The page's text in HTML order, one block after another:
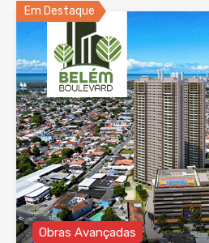
Em Destaque
Obras Avançadas